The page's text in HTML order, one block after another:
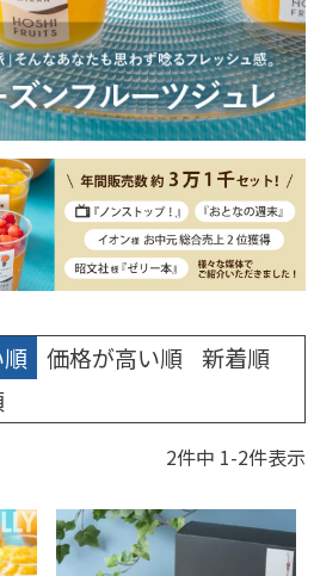
価格が高い順
新着順
2件中 1-2件表示